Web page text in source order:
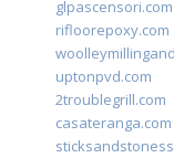
glpascensori.com
rifloorepoxy.com
uptonpvd.com
2troublegrill.com
casateranga.com